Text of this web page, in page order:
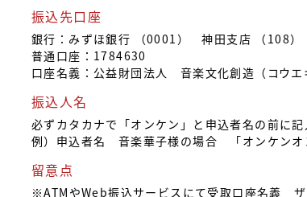
振込先口座
銀行：みずほ銀行 （0001） 神田支店 （108）
普通口座：1784630
口座名義：公益財団法人 音楽文化創造（コウ
振込人名
必ずカタカナで「オンケン」と申込者名の前に
例）申込者名 音楽華子様の場合 「オンケンオ
留意点
※ATMやWeb振込サービスにて受取口座名義